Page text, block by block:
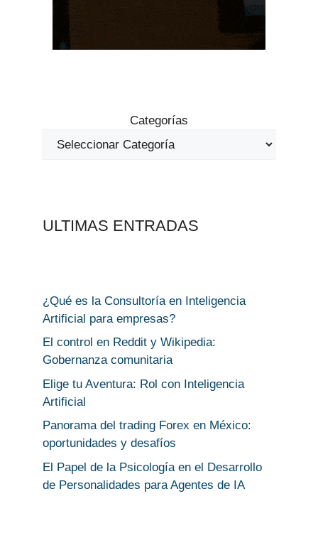
Categorías
ULTIMAS ENTRADAS
¿Qué es la Consultoría en Inteligencia
Artificial para empresas?
El control en Reddit y Wikipedia:
Gobernanza comunitaria
Elige tu Aventura: Rol con Inteligencia
Artificial
Panorama del trading Forex en México:
oportunidades y desafíos
El Papel de la Psicología en el Desarrollo
de Personalidades para Agentes de IA